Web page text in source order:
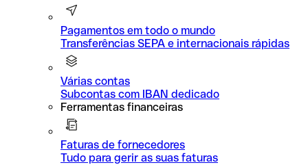
Pagamentos em todo o mundo
Transferências SEPA e internacionais rápidas
Várias contas
Subcontas com IBAN dedicado
Ferramentas financeiras
Faturas de fornecedores
Tudo para gerir as suas faturas